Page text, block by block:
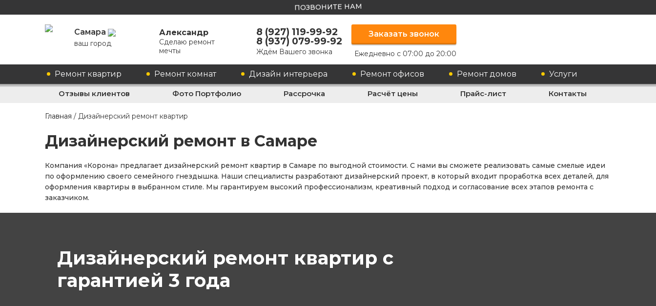
ПОЗВОНИТЕ НАМ
Самара
ваш город
Александр
Сделаю ремонт
мечты
8 (927) 119-99-92
8 (937) 079-99-92
Ждём Вашего звонка
Заказать звонок
Ежедневно с 07:00 до 20:00
Ремонт квартир Ремонт комнат Дизайн интерьера Ремонт офисов Ремонт домов Услуги
Отзывы клиентов Фото Портфолио Рассрочка Расчёт цены Прайс-лист Контакты
Главная / Дизайнерский ремонт квартир
Дизайнерский ремонт в Самаре
Компания «Корона» предлагает дизайнерский ремонт квартир в Самаре по выгодной стоимости. С нами вы сможете реализовать самые смелые идеи
по оформлению своего семейного гнездышка. Наши специалисты разработают дизайнерский проект, в который входит проработка всех деталей, для
оформления квартиры в выбранном стиле. Мы гарантируем высокий профессионализм, креативный подход и согласование всех этапов ремонта с
заказчиком.
Дизайнерский ремонт квартир с
гарантией 3 года